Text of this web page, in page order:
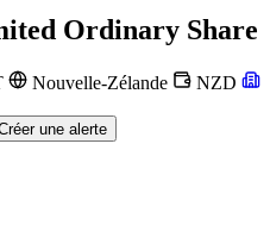
Ordinary Share
Nouvelle-Zélande
NZD
une alerte